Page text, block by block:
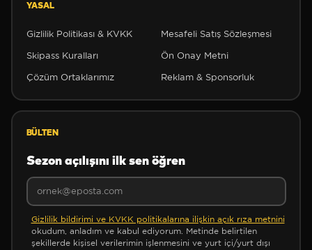
YASAL
Gizlilik Politikası & KVKK Mesafeli Satış Sözleşmesi
Skipass Kuralları Ön Onay Metni
Çözüm Ortaklarımız Reklam & Sponsorluk
BÜLTEN
Sezon açılışını ilk sen öğren
Gizlilik bildirimi ve KVKK politikalarına ilişkin açık rıza metnini
okudum, anladım ve kabul ediyorum. Metinde belirtilen
şekillerde kişisel verilerimin işlenmesini ve yurt içi/yurt dışı